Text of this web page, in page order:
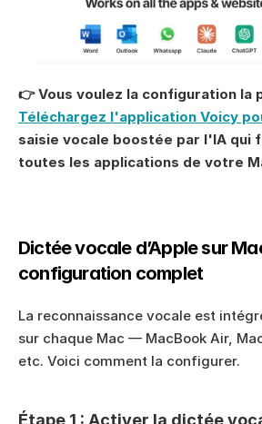
Téléchargez l'application Voicy
saisie vocale boostée par l'IA qui
toutes les applications de votre
Dictée vocale d’Apple sur
configuration complet
La reconnaissance vocale est
sur chaque Mac — MacBook Air,
etc. Voici comment la configurer.
Étape 1 : Activer la dictée